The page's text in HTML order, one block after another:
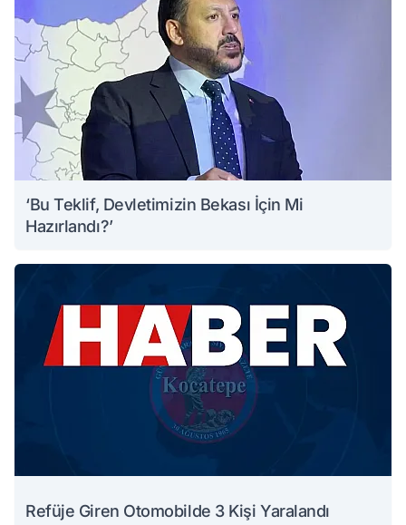
‘Bu Teklif, Devletimizin Bekası İçin Mi
Hazırlandı?’
Refüje Giren Otomobilde 3 Kişi Yaralandı